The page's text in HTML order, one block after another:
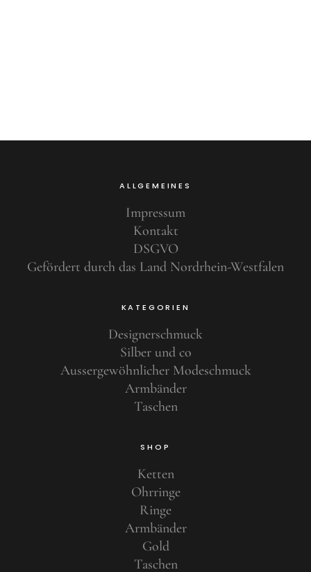
ALLGEMEINES
Impressum
Kontakt
DSGVO
Gefördert durch das Land Nordrhein-Westfalen
KATEGORIEN
Designerschmuck
Silber und co
Aussergewöhnlicher Modeschmuck
Armbänder
Taschen
SHOP
Ketten
Ohrringe
Ringe
Armbänder
Gold
Taschen